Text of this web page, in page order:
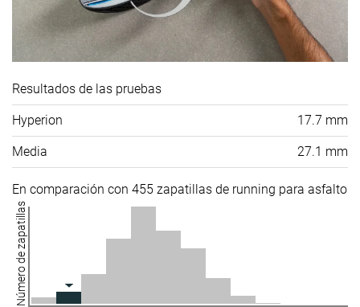
Resultados de las pruebas
Hyperion 17.7 mm
Media 27.1 mm
En comparación con 455 zapatillas de running para asfalto
Número de zapatillas